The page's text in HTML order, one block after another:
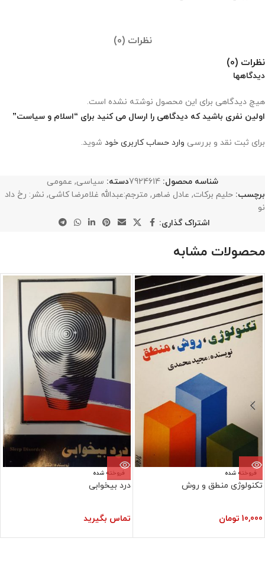
نظرات (0)
نظرات (0)
دیدگاهها
هیچ دیدگاهی برای این محصول نوشته نشده است.
اولین نفری باشید که دیدگاهی را ارسال می کنید برای “اسلام و سیاست”
برای ثبت نقد و بررسی وارد حساب کاربری خود شوید.
شناسه محصول: 7924614دسته: سیاسی, عمومی
برچسب: حلیم برکات, عادل ضاهر, مترجم:عبدالله غلامرضا کاشی, نشر: رخ داد
نو
اشتراک گذاری:
محصولات مشابه
فروخته شده
تکنولوژی منطق و روش
10,000 تومان
فروخته شده
درد بیخوابی
تماس بگیرید